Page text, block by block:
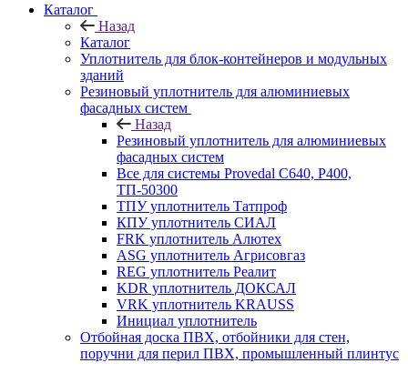
Каталог
Назад
Каталог
Уплотнитель для блок-контейнеров и модульных
зданий
Резиновый уплотнитель для алюминиевых
фасадных систем
Назад
Резиновый уплотнитель для алюминиевых
фасадных систем
Все для системы Provedal С640, Р400,
ТП-50300
ТПУ уплотнитель Татпроф
КПУ уплотнитель СИАЛ
FRK уплотнитель Алютех
ASG уплотнитель Агрисовгаз
REG уплотнитель Реалит
KDR уплотнитель ДОКСАЛ
VRK уплотнитель KRAUSS
Инициал уплотнитель
Отбойная доска ПВХ, отбойники для стен,
поручни для перил ПВХ, промышленный плинтус